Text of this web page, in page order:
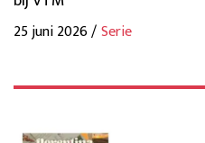
25 juni 2026 /Serie